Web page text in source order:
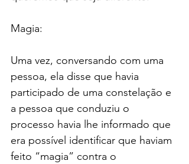
Magia:
Uma vez, conversando com uma
pessoa, ela disse que havia
participado de uma constelação e
a pessoa que conduziu o
processo havia lhe informado que
era possível identificar que haviam
feito “magia” contra o